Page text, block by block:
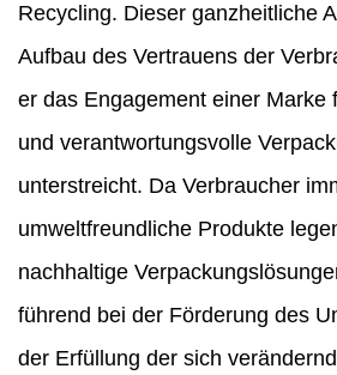
Recycling. Dieser ganzheitliche
Aufbau des Vertrauens der
er das Engagement einer Marke
und verantwortungsvolle
unterstreicht. Da Verbraucher
umweltfreundliche Produkte
nachhaltige
führend bei der Förderung des
der Erfüllung der sich